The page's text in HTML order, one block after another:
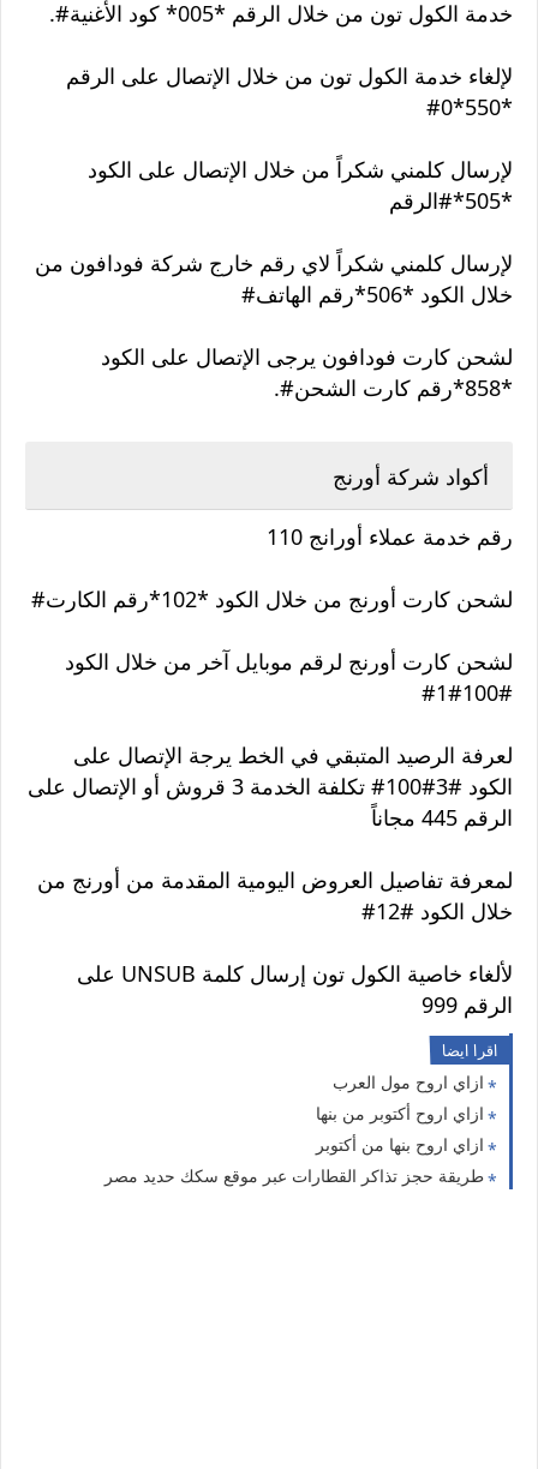
خدمة الكول تون من خلال الرقم *005* كود الأغنية#.
لإلغاء خدمة الكول تون من خلال الإتصال على الرقم
*550*0#
لإرسال كلمني شكراً من خلال الإتصال على الكود
*505*#الرقم
لإرسال كلمني شكراً لاي رقم خارج شركة فودافون من
خلال الكود *506*رقم الهاتف#
لشحن كارت فودافون يرجى الإتصال على الكود
*858*رقم كارت الشحن#.
أكواد شركة أورنج
رقم خدمة عملاء أورانج 110
لشحن كارت أورنج من خلال الكود *102*رقم الكارت#
لشحن كارت أورنج لرقم موبايل آخر من خلال الكود
#100#1#
لعرفة الرصيد المتبقي في الخط يرجة الإتصال على
الكود #3#100# تكلفة الخدمة 3 قروش أو الإتصال على
الرقم 445 مجاناً
لمعرفة تفاصيل العروض اليومية المقدمة من أورنج من
خلال الكود #12#
لألغاء خاصية الكول تون إرسال كلمة UNSUB على
الرقم 999
اقرا ايضا
ازاي اروح مول العرب
ازاي اروح أكتوبر من بنها
ازاي اروح بنها من أكتوبر
طريقة حجز تذاكر القطارات عبر موقع سكك حديد مصر